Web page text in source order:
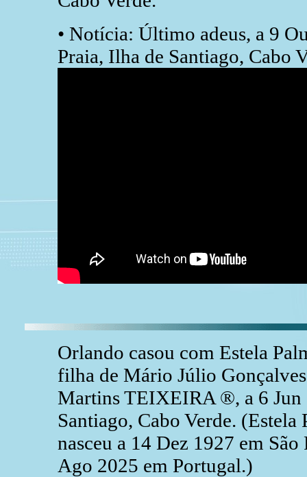
• Notícia: Último adeus, a 9
Praia, Ilha de Santiago, Cabo
Orlando casou com Estela
filha de Mário Júlio
Martins TEIXEIRA ®, a 6 Jun
Santiago, Cabo Verde.
nasceu a 14 Dez 1927 em
Ago 2025 em Portugal.)